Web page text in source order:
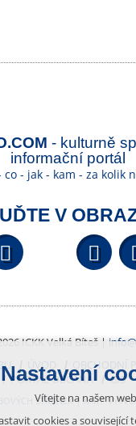
- kulturně
informační portál
co - jak - kam - za kolik
V
Facebook
ICKK Velká Bíteš |
ÚVOD
OBCHODNÍ
PORTÁL OBČANA
GIS
Nastavení
Vítejte na našem
cookies a související